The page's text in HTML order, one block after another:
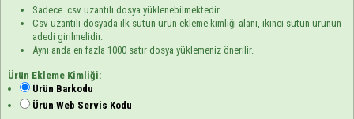
Sadece .csv uzantılı dosya yüklenebilmektedir.
Csv uzantılı dosyada ilk sütun ürün ekleme kimliği alanı, ikinci sütun ürünün
adedi girilmelidir.
Aynı anda en fazla 1000 satır dosya yüklemeniz önerilir.
Ürün Ekleme Kimliği:
Ürün Barkodu
Ürün Web Servis Kodu